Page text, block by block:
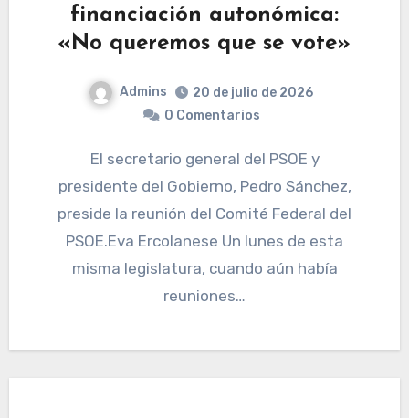
financiación autonómica:
«No queremos que se vote»
Admins
20 de julio de 2026
0 Comentarios
El secretario general del PSOE y
presidente del Gobierno, Pedro Sánchez,
preside la reunión del Comité Federal del
PSOE.Eva Ercolanese Un lunes de esta
misma legislatura, cuando aún había
reuniones…